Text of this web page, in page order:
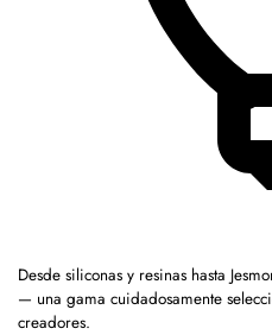
Desde siliconas y resinas hasta
— una gama cuidadosamente
creadores.